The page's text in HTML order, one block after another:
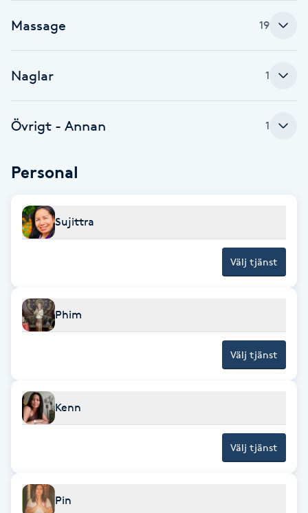
Babylights
Bambumassage
Barnklippning
BIAB
Bottenfärg
Brynformning
Brynplockning
C
Celluliter
Massage 19
Naglar 1
Övrigt - Annan 1
Personal
Sujittra
Välj tjänst
Phim
Välj tjänst
Kenn
Välj tjänst
Pin